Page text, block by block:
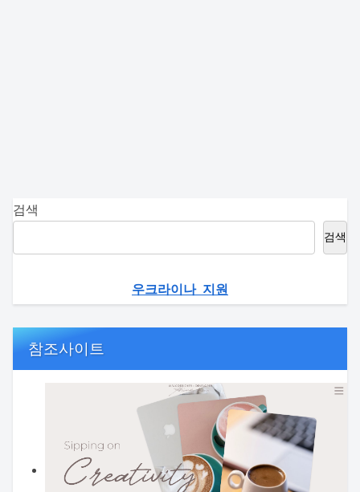
검색
검색
우크라이나 지원
참조사이트